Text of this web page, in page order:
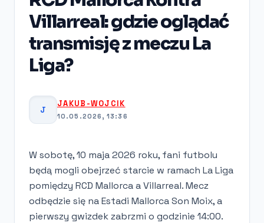
Villarreal: gdzie oglądać
transmisję z meczu La
Liga?
J
JAKUB-WOJCIK
10.05.2026, 13:36
W sobotę, 10 maja 2026 roku, fani futbolu
będą mogli obejrzeć starcie w ramach La Liga
pomiędzy RCD Mallorca a Villarreal. Mecz
odbędzie się na Estadi Mallorca Son Moix, a
pierwszy gwizdek zabrzmi o godzinie 14:00.